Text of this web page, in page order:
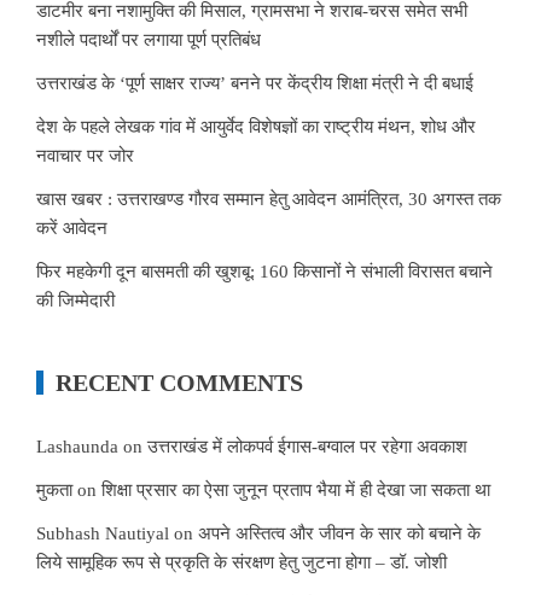
डाटमीर बना नशामुक्ति की मिसाल, ग्रामसभा ने शराब-चरस समेत सभी
नशीले पदार्थों पर लगाया पूर्ण प्रतिबंध
उत्तराखंड के ‘पूर्ण साक्षर राज्य’ बनने पर केंद्रीय शिक्षा मंत्री ने दी बधाई
देश के पहले लेखक गांव में आयुर्वेद विशेषज्ञों का राष्ट्रीय मंथन, शोध और
नवाचार पर जोर
खास खबर : उत्तराखण्ड गौरव सम्मान हेतु आवेदन आमंत्रित, 30 अगस्त तक
करें आवेदन
फिर महकेगी दून बासमती की खुशबू: 160 किसानों ने संभाली विरासत बचाने
की जिम्मेदारी
RECENT COMMENTS
Lashaunda onउत्तराखंड में लोकपर्व ईगास-बग्वाल पर रहेगा अवकाश
मुकताonशिक्षा प्रसार का ऐसा जुनून प्रताप भैया में ही देखा जा सकता था
Subhash Nautiyal on अपने अस्तित्व और जीवन के सार को बचाने के
लिये सामूहिक रूप से प्रकृति के संरक्षण हेतु जुटना होगा – डॉ. जोशी